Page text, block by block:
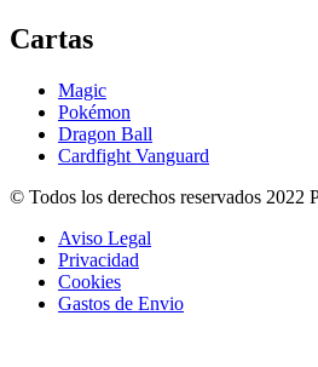
Cartas
Magic
Pokémon
Dragon Ball
Cardfight Vanguard
© Todos los derechos reservados 2022
Aviso Legal
Privacidad
Cookies
Gastos de Envio